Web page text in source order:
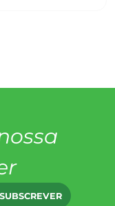
SUBSCREVER